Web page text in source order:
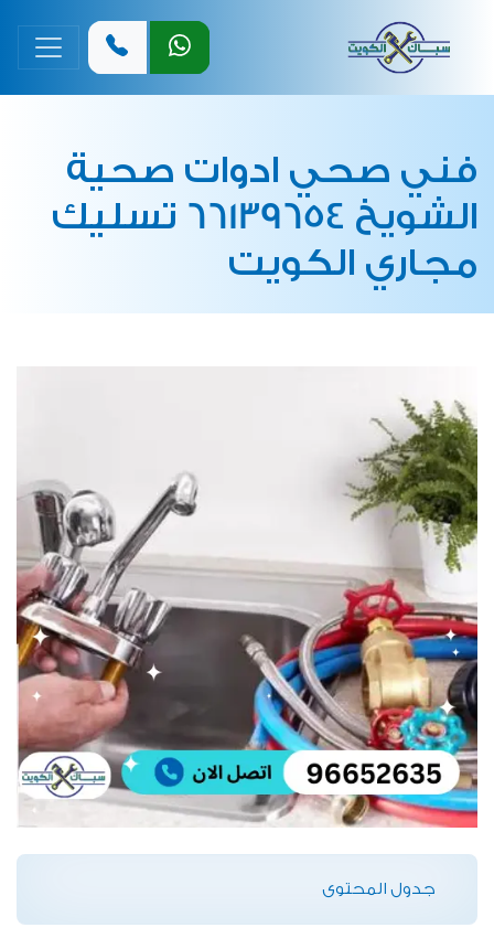
فني صحي ادوات صحية
الشويخ 66139654 تسليك
مجاري الكويت
جدول المحتوى